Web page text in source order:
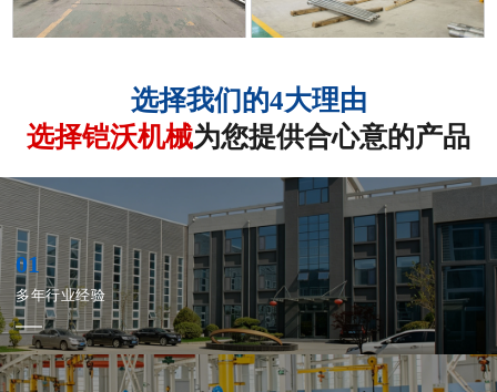
厂区 厂区
厂区 厂区
选择我们的4大理由
选择铠沃机械为您提供合心意的产品
01
多年行业经验